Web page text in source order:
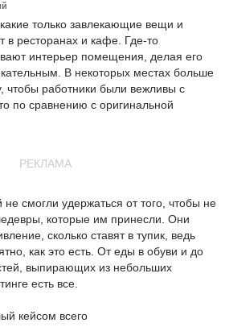
только завлекающие вещи и
ресторанах и кафе. Где-то
интерьер помещения, делая его
В некоторых местах больше
чтобы работники были вежливы с
по сравнению с оригинальной
РЕКЛАМА
не смогли удержаться от того, чтобы не
которые им принесли. Они
сколько ставят в тупик, ведь
как это есть. От еды в обуви и до
выпирающих из небольших
есть все.
кейсом всего